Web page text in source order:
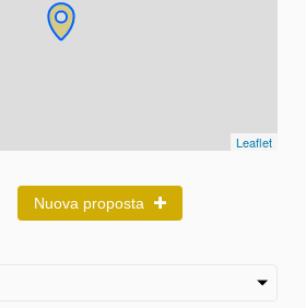
Leaflet
Nuova proposta